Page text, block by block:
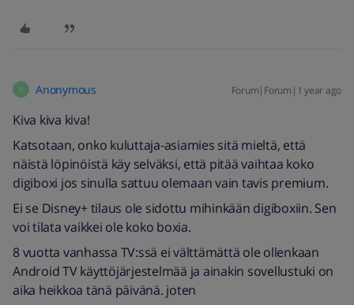
A Anonymous Forum|Forum|1 year ago
Kiva kiva kiva!
Katsotaan, onko kuluttaja-asiamies sitä mieltä, että
näistä löpinöistä käy selväksi, että pitää vaihtaa koko
digiboxi jos sinulla sattuu olemaan vain tavis premium.
Ei se Disney+ tilaus ole sidottu mihinkään digiboxiin. Sen
voi tilata vaikkei ole koko boxia.
8 vuotta vanhassa TV:ssä ei välttämättä ole ollenkaan
Android TV käyttöjärjestelmää ja ainakin sovellustuki on
aika heikkoa tänä päivänä. joten